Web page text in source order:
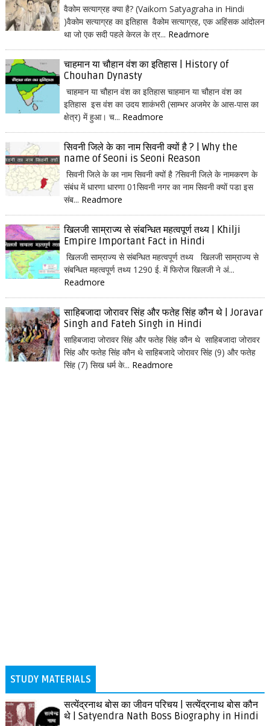
वैकोम सत्याग्रह क्या है? (Vaikom Satyagraha in Hindi
)वैकोम सत्याग्रह का इतिहास वैकोम सत्याग्रह, एक अहिंसक आंदोलन
था जो एक सदी पहले केरल के त्र... Readmore
चाहमान या चौहान वंश का इतिहास | History of
Chouhan Dynasty
चाहमान या चौहान वंश का इतिहास चाहमान या चौहान वंश का
इतिहास इस वंश का उदय शाकंभरी (साम्भर अजमेर के आस-पास का
क्षेत्र) में हुआ। च... Readmore
सिवनी जिले के का नाम सिवनी क्यों है ? | Why the
name of Seoni is Seoni Reason
सिवनी जिले के का नाम सिवनी क्यों है ?सिवनी जिले के नामकरण के
संबंध में धारणा धारणा 01सिवनी नगर का नाम सिवनी क्यों पडा इस
संब... Readmore
खिलजी साम्राज्य से संबन्धित महत्वपूर्ण तथ्य | Khilji
Empire Important Fact in Hindi
खिलजी साम्राज्य से संबन्धित महत्वपूर्ण तथ्य खिलजी साम्राज्य से
संबन्धित महत्वपूर्ण तथ्य 1290 ई. में फिरोज खिलजी ने अं...
Readmore
साहिबजादा जोरावर सिंह और फतेह सिंह कौन थे | Joravar
Singh and Fateh Singh in Hindi
साहिबजादा जोरावर सिंह और फतेह सिंह कौन थे साहिबजादा जोरावर
सिंह और फतेह सिंह कौन थे साहिबजादे जोरावर सिंह (9) और फतेह
सिंह (7) सिख धर्म के... Readmore
STUDY MATERIALS
सत्येंद्रनाथ बोस का जीवन परिचय | सत्येंद्रनाथ बोस कौन
थे | Satyendra Nath Boss Biography in Hindi